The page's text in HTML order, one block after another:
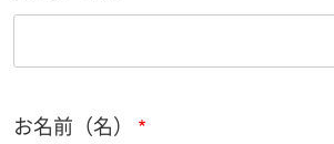
お名前（名）